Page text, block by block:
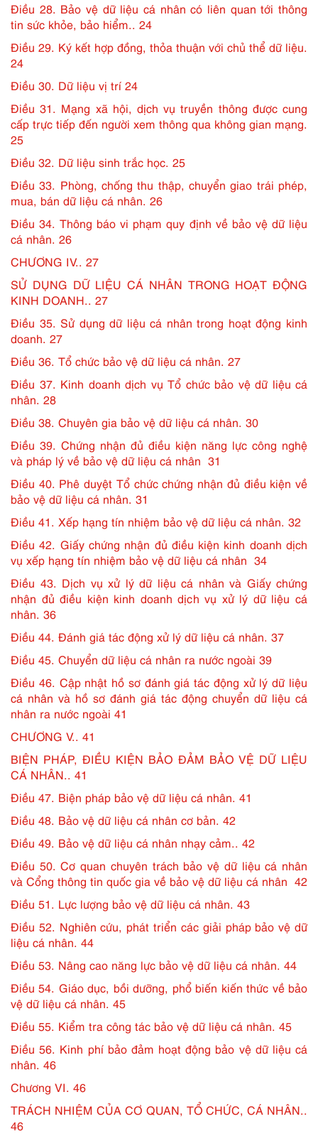
Điều 28. Bảo vệ dữ liệu cá nhân có liên quan tới thông
tin sức khỏe, bảo hiểm.. 24
Điều 29. Ký kết hợp đồng, thỏa thuận với chủ thể dữ liệu.
24
Điều 30. Dữ liệu vị trí 24
Điều 31. Mạng xã hội, dịch vụ truyền thông được cung
cấp trực tiếp đến người xem thông qua không gian mạng.
25
Điều 32. Dữ liệu sinh trắc học. 25
Điều 33. Phòng, chống thu thập, chuyển giao trái phép,
mua, bán dữ liệu cá nhân. 26
Điều 34. Thông báo vi phạm quy định về bảo vệ dữ liệu
cá nhân. 26
CHƯƠNG IV.. 27
SỬ DỤNG DỮ LIỆU CÁ NHÂN TRONG HOẠT ĐỘNG
KINH DOANH.. 27
Điều 35. Sử dụng dữ liệu cá nhân trong hoạt động kinh
doanh. 27
Điều 36. Tổ chức bảo vệ dữ liệu cá nhân. 27
Điều 37. Kinh doanh dịch vụ Tổ chức bảo vệ dữ liệu cá
nhân. 28
Điều 38. Chuyên gia bảo vệ dữ liệu cá nhân. 30
Điều 39. Chứng nhận đủ điều kiện năng lực công nghệ
và pháp lý về bảo vệ dữ liệu cá nhân 31
Điều 40. Phê duyệt Tổ chức chứng nhận đủ điều kiện về
bảo vệ dữ liệu cá nhân. 31
Điều 41. Xếp hạng tín nhiệm bảo vệ dữ liệu cá nhân. 32
Điều 42. Giấy chứng nhận đủ điều kiện kinh doanh dịch
vụ xếp hạng tín nhiệm bảo vệ dữ liệu cá nhân 34
Điều 43. Dịch vụ xử lý dữ liệu cá nhân và Giấy chứng
nhận đủ điều kiện kinh doanh dịch vụ xử lý dữ liệu cá
nhân. 36
Điều 44. Đánh giá tác động xử lý dữ liệu cá nhân. 37
Điều 45. Chuyển dữ liệu cá nhân ra nước ngoài 39
Điều 46. Cập nhật hồ sơ đánh giá tác động xử lý dữ liệu
cá nhân và hồ sơ đánh giá tác động chuyển dữ liệu cá
nhân ra nước ngoài 41
CHƯƠNG V.. 41
BIỆN PHÁP, ĐIỀU KIỆN BẢO ĐẢM BẢO VỆ DỮ LIỆU
CÁ NHÂN.. 41
Điều 47. Biện pháp bảo vệ dữ liệu cá nhân. 41
Điều 48. Bảo vệ dữ liệu cá nhân cơ bản. 42
Điều 49. Bảo vệ dữ liệu cá nhân nhạy cảm.. 42
Điều 50. Cơ quan chuyên trách bảo vệ dữ liệu cá nhân
và Cổng thông tin quốc gia về bảo vệ dữ liệu cá nhân 42
Điều 51. Lực lượng bảo vệ dữ liệu cá nhân. 43
Điều 52. Nghiên cứu, phát triển các giải pháp bảo vệ dữ
liệu cá nhân. 44
Điều 53. Nâng cao năng lực bảo vệ dữ liệu cá nhân. 44
Điều 54. Giáo dục, bồi dưỡng, phổ biến kiến thức về bảo
vệ dữ liệu cá nhân. 45
Điều 55. Kiểm tra công tác bảo vệ dữ liệu cá nhân. 45
Điều 56. Kinh phí bảo đảm hoạt động bảo vệ dữ liệu cá
nhân. 46
Chương VI. 46
TRÁCH NHIỆM CỦA CƠ QUAN, TỔ CHỨC, CÁ NHÂN..
46